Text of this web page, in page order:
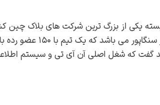
یکی از بزرگ ترین شرکت‌ های بلاک چین
باید گفت که تیم مربوط به بلاک چین
گفت که شغل اصلی آن آی تی و سیستم